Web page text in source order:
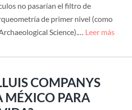
no pasarían el filtro de
de primer nivel (como
Science).… Leer más
COMPANYS
MÉXICO PARA